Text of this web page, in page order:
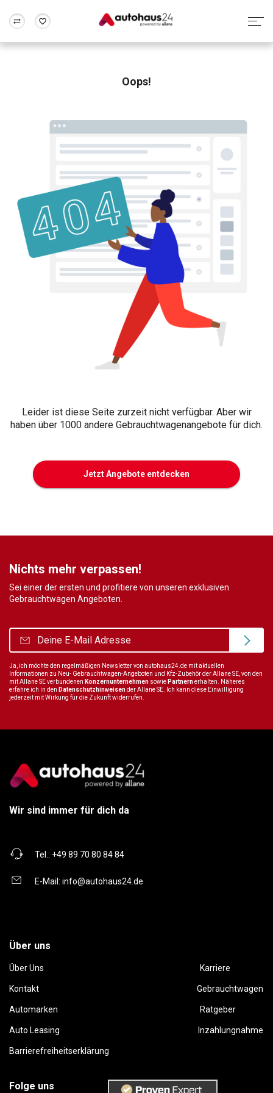
Rund um die Inzahlungnahme
Oops!
Leider ist diese Seite zurzeit nicht verfügbar. Aber wir
haben über 1000 andere Gebrauchtwagenangebote für dich.
Jetzt Angebote entdecken
Nichts mehr verpassen!
Sei einer der ersten und profitiere von unseren exklusiven
Gebrauchtwagen Angeboten.
Ja, ich möchte den regelmäßigen Newsletter von autohaus24.de mit aktuellen
Informationen zu Neu- Gebrauchtwagen-Angeboten und Kfz-Zubehör der Allane SE, von den
mit Allane SE verbundenen Konzernunternehmen sowie Partnernerhalten. Näheres
erfahre ich in den Datenschutzhinweisender Allane SE. Ich kann diese Einwilligung
jederzeit mit Wirkung für die Zukunft widerrufen.
Wir sind immer für dich da
Tel.: +49 89 70 80 84 84
E-Mail: info@autohaus24.de
Über uns
Über Uns Karriere
Kontakt Gebrauchtwagen
Automarken Ratgeber
Auto Leasing Inzahlungnahme
Barrierefreiheitserklärung
Folge uns